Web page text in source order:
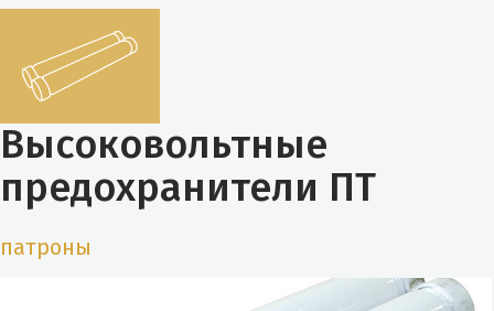
Высоковольтные
предохранители ПТ
патроны